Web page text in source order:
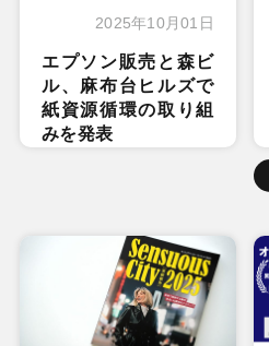
2025年10月01日
エプソン販売と森ビ
ル、麻布台ヒルズで
紙資源循環の取り組
みを発表